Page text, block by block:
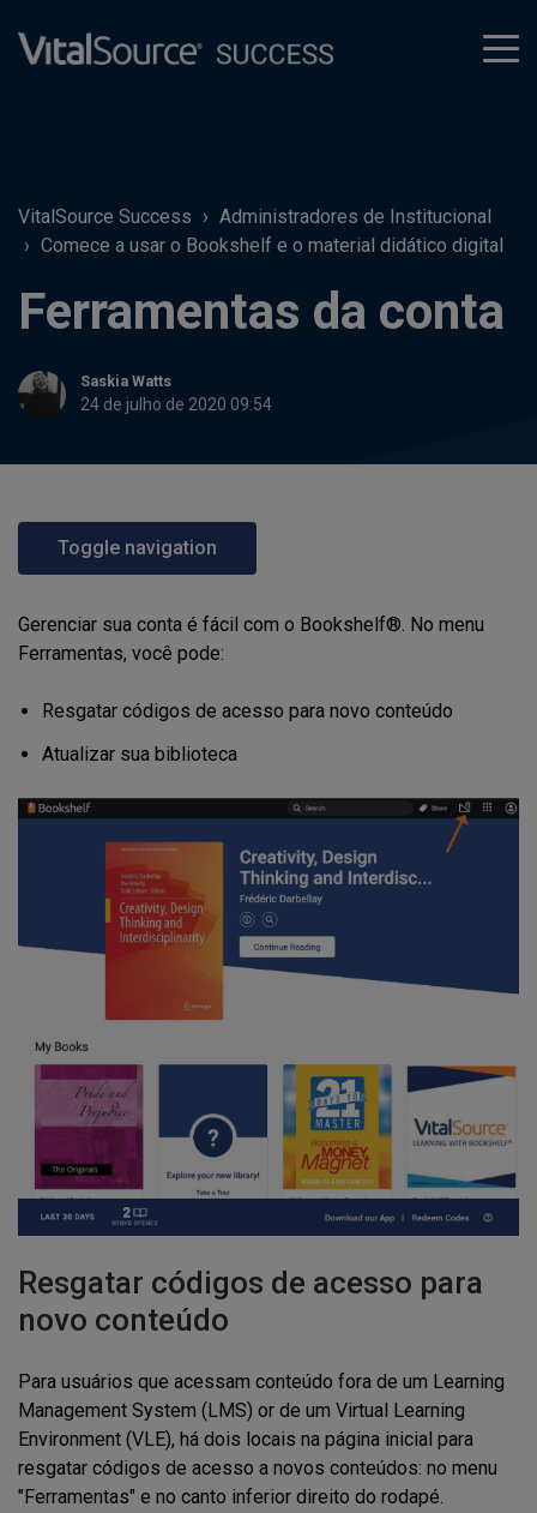
VitalSource Success
Administradores de Institucional
Comece a usar o Bookshelf e o material didático digital
Ferramentas da conta
Saskia Watts
24 de julho de 2020 09:54
Toggle navigation
Gerenciar sua conta é fácil com o Bookshelf®. No menu
Ferramentas, você pode:
Resgatar códigos de acesso para novo conteúdo
Atualizar sua biblioteca
Resgatar códigos de acesso para
novo conteúdo
Para usuários que acessam conteúdo fora de um Learning
Management System (LMS) or de um Virtual Learning
Environment (VLE), há dois locais na página inicial para
resgatar códigos de acesso a novos conteúdos: no menu
"Ferramentas" e no canto inferior direito do rodapé.